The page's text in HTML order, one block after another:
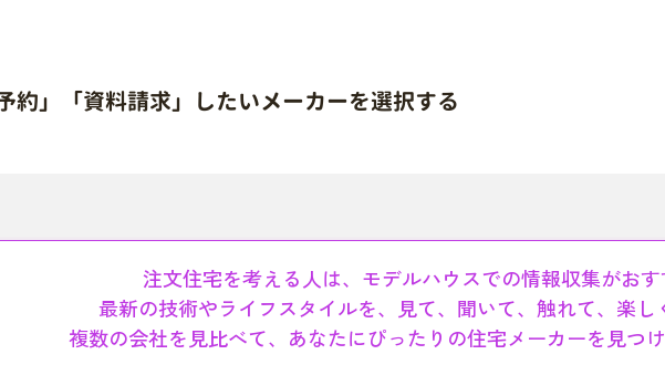
約」「資料請求」したいメーカーを選択する
注文住宅を考える人は、モデルハウスでの情報収集がお
最新の技術やライフスタイルを、見て、聞いて、触れて、楽し
複数の会社を見比べて、あなたにぴったりの住宅メーカーを見つけ